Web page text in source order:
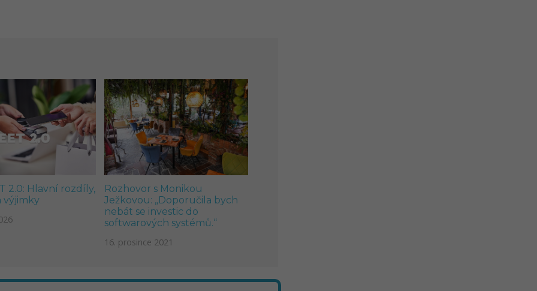
2.0: Hlavní rozdíly,
výjimky
Rozhovor s Monikou
Ježkovou: „Doporučila bych
nebát se investic do
softwarových systémů.“
16. prosince 2021